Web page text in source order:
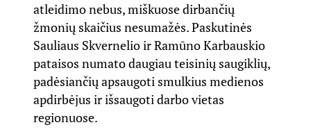
atleidimo nebus, miškuose dirbančių
žmonių skaičius nesumažės. Paskutinės
Sauliaus Skvernelio ir Ramūno Karbauskio
pataisos numato daugiau teisinių saugiklių,
padėsiančių apsaugoti smulkius medienos
apdirbėjus ir išsaugoti darbo vietas
regionuose.